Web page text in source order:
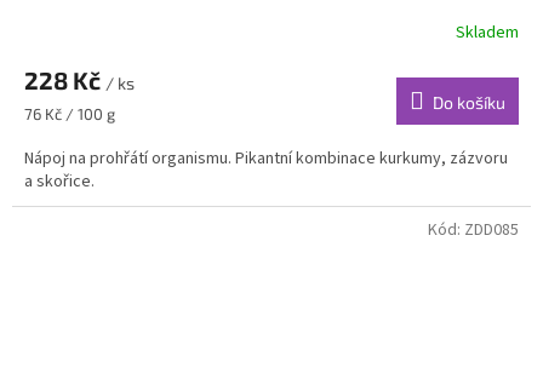
Skladem
228 Kč / ks
Měrná
76 Kč / 100 g
Do košíku
Nápoj na prohřátí organismu. Pikantní kombinace kurkumy, zázvoru
a skořice.
Kód: ZDD085